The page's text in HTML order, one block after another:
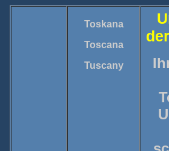
Toskana
Toscana
Tuscany